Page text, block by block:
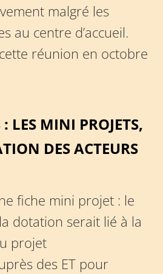
malgré les
au centre d’accueil.
réunion en octobre
: LES MINI PROJETS,
DES ACTEURS
fiche mini projet : le
dotation serait lié à la
projet
des ET pour